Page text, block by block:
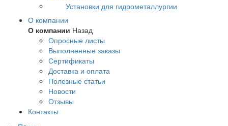
Установки для гидрометаллургии
О компании
О компании Назад
Опросные листы
Выполненные заказы
Сертификаты
Доставка и оплата
Полезные статьи
Новости
Отзывы
Контакты